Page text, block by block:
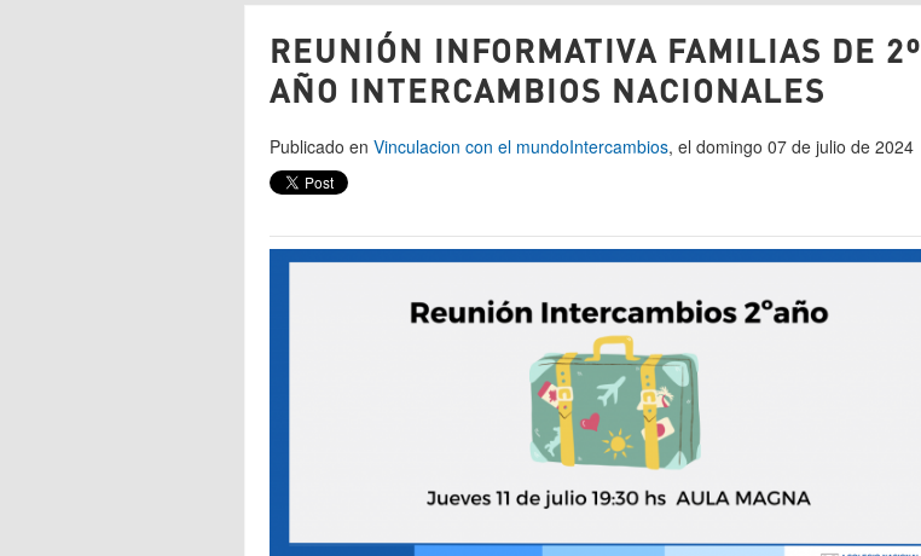
REUNIÓN INFORMATIVA FAMILIAS DE 2º
AÑO INTERCAMBIOS NACIONALES
Publicado en Vinculacion con el mundoIntercambios, el domingo 07 de julio de 2024